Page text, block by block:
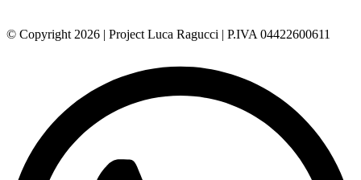
© Copyright 2026 | Project Luca Ragucci | P.IVA 04422600611